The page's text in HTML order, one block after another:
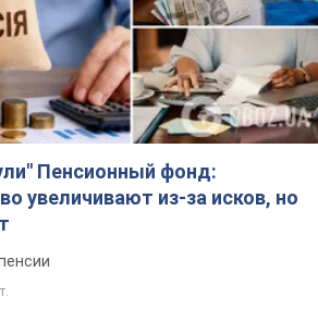
в российском Ярославле
взрывов. Фото и видео
несколько очагов пожара
3,5 т.
ещё 1330 оккупантов и
российских БПЛА – Генштаб
армии сокращается